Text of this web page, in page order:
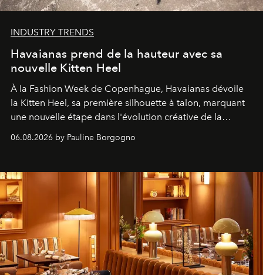
INDUSTRY TRENDS
Havaianas prend de la hauteur avec sa
nouvelle Kitten Heel
À la Fashion Week de Copenhague, Havaianas dévoile
la Kitten Heel, sa première silhouette à talon, marquant
une nouvelle étape dans l'évolution créative de la
06.08.2026 by Pauline Borgogno